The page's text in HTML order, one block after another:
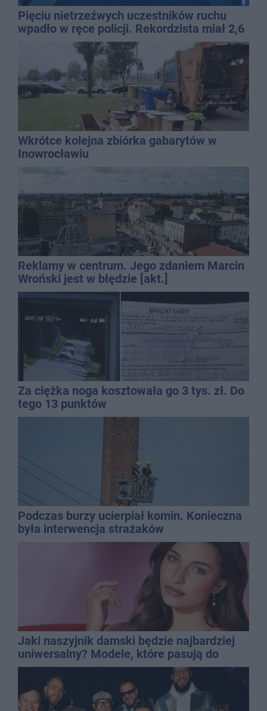
Pięciu nietrzeźwych uczestników ruchu
wpadło w ręce policji. Rekordzista miał 2,6
Wkrótce kolejna zbiórka gabarytów w
Inowrocławiu
Reklamy w centrum. Jego zdaniem Marcin
Wroński jest w błędzie [akt.]
Za ciężka noga kosztowała go 3 tys. zł. Do
tego 13 punktów
Podczas burzy ucierpiał komin. Konieczna
była interwencja strażaków
Jaki naszyjnik damski będzie najbardziej
uniwersalny? Modele, które pasują do
wielu stylizacji